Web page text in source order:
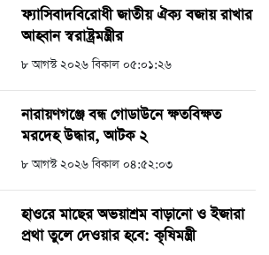
ফ্যাসিবাদবিরোধী জাতীয় ঐক্য বজায় রাখার
আহ্বান স্বরাষ্ট্রমন্ত্রীর
৮ আগস্ট ২০২৬ বিকাল ০৫:০১:২৬
নারায়ণগঞ্জে বন্ধ গোডাউনে ক্ষতবিক্ষত
মরদেহ উদ্ধার, আটক ২
৮ আগস্ট ২০২৬ বিকাল ০৪:৫২:০৩
হাওরে মাছের অভয়াশ্রম বাড়ানো ও ইজারা
প্রথা তুলে দেওয়ার হবে: কৃষিমন্ত্রী